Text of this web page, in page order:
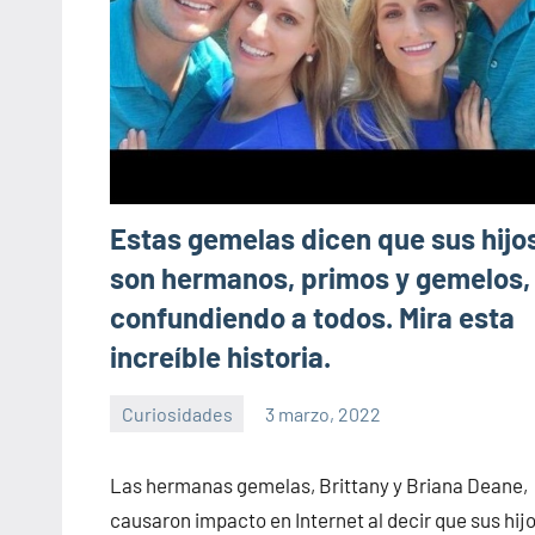
Estas gemelas dicen que sus
son hermanos, primos y gemelos,
confundiendo a todos. Mira esta
increíble historia.
Curiosidades 3 marzo, 2022
la
salud
comentarios
Las hermanas gemelas, Brittany y Briana Deane,
causaron impacto en Internet al decir que sus